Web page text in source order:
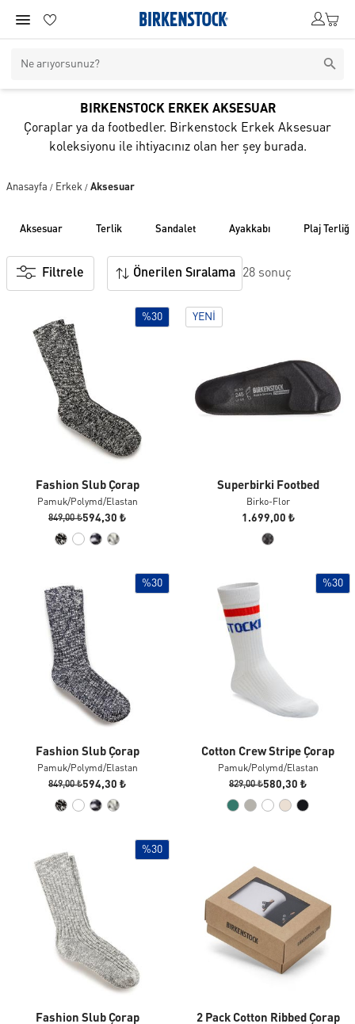
BIRKENSTOCK ERKEK AKSESUAR
Çoraplar ya da footbedler. Birkenstock Erkek Aksesuar
koleksiyonu ile ihtiyacınız olan her şey burada.
Anasayfa / Erkek / Aksesuar
aksesuar terli̇k sandalet ayakkabi plaj terli̇ği̇
Filtrele Önerilen Sıralama 28 sonuç
%30
Fashion Slub Çorap
Pamuk/polymd/elastan
849,00 ₺594,30 ₺
YENI
Superbirki Footbed
Birko-Flor
1.699,00 ₺
%30
Fashion Slub Çorap
Pamuk/polymd/elastan
849,00 ₺594,30 ₺
%30
Cotton Crew Stripe Çorap
Pamuk/polymd/elastan
829,00 ₺580,30 ₺
%30
Fashion Slub Çorap 2 Pack Cotton Ribbed Çorap